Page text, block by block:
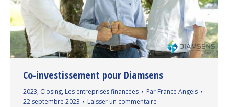
Co-investissement pour Diamsens
2023, Closing, Les entreprises financées Par France Angels
22 septembre 2023
Laisser un commentaire